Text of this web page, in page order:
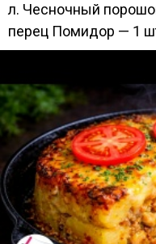
л. Чесночный
перец Помидор — 1